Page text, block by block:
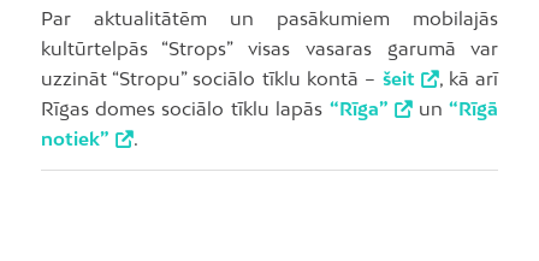
Par aktualitātēm un pasākumiem mobilajās
kultūrtelpās “Strops” visas vasaras garumā var
uzzināt “Stropu” sociālo tīklu kontā – šeit
, kā arī
Rīgas domes sociālo tīklu lapās “Rīga” un“Rīgā
notiek”
.